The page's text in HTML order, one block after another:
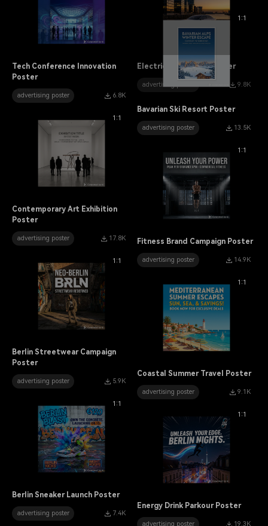
Tech Conference Innovation
Poster
advertising poster 6.8K
Electric Car Launch Poster
advertising poster 9.8K
1:1
Bavarian Ski Resort Poster
advertising poster 13.5K
1:1
Contemporary Art Exhibition
Poster
advertising poster 17.8K
1:1
Fitness Brand Campaign Poster
advertising poster 14.9K
1:1
Berlin Streetwear Campaign
Poster
advertising poster 5.9K
1:1
Coastal Summer Travel Poster
advertising poster
9.1K
1:1
Berlin Sneaker Launch Poster
advertising poster 7.4K
1:1
Energy Drink Parkour Poster
advertising poster 19.3K